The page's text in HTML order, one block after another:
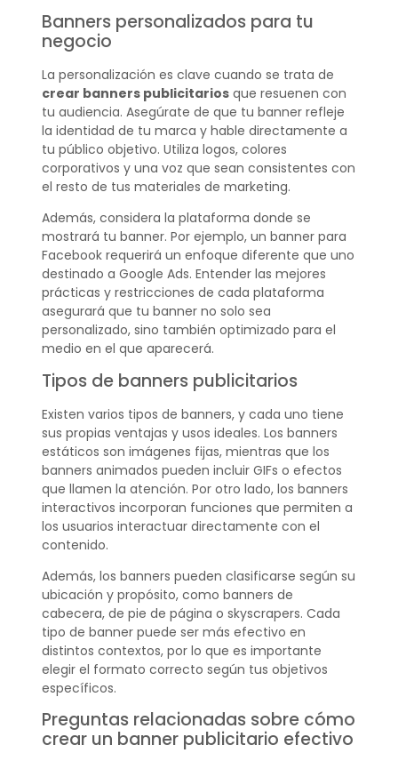
Banners personalizados para tu
negocio
La personalización es clave cuando se trata de
crear banners publicitariosque resuenen con
tu audiencia. Asegúrate de que tu banner refleje
la identidad de tu marca y hable directamente a
tu público objetivo. Utiliza logos, colores
corporativos y una voz que sean consistentes con
el resto de tus materiales de marketing.
Además, considera la plataforma donde se
mostrará tu banner. Por ejemplo, un banner para
Facebook requerirá un enfoque diferente que uno
destinado a Google Ads. Entender las mejores
prácticas y restricciones de cada plataforma
asegurará que tu banner no solo sea
personalizado, sino también optimizado para el
medio en el que aparecerá.
Tipos de banners publicitarios
Existen varios tipos de banners, y cada uno tiene
sus propias ventajas y usos ideales. Los banners
estáticos son imágenes fijas, mientras que los
banners animados pueden incluir GIFs o efectos
que llamen la atención. Por otro lado, los banners
interactivos incorporan funciones que permiten a
los usuarios interactuar directamente con el
contenido.
Además, los banners pueden clasificarse según su
ubicación y propósito, como banners de
cabecera, de pie de página o skyscrapers. Cada
tipo de banner puede ser más efectivo en
distintos contextos, por lo que es importante
elegir el formato correcto según tus objetivos
específicos.
Preguntas relacionadas sobre cómo
crear un banner publicitario efectivo